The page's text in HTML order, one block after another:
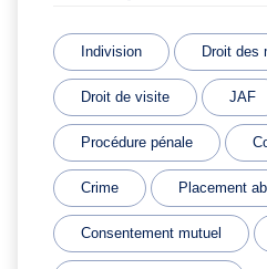
Indivision Droit des
Droit de visite JAF
Procédure pénale
Crime Placement
Consentement mutuel